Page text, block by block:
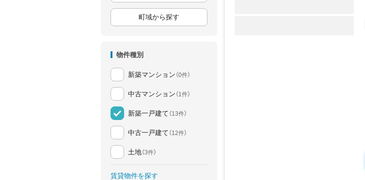
町域から探す
物件種別
新築マンション （0件）
中古マンション （1件）
新築一戸建て （13件）
中古一戸建て （12件）
土地（3件）
賃貸物件を探す